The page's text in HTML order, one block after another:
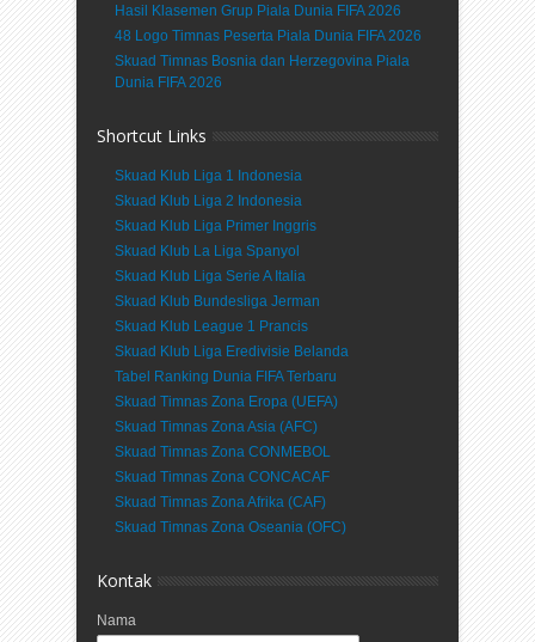
Hasil Klasemen Grup Piala Dunia FIFA 2026
48 Logo Timnas Peserta Piala Dunia FIFA 2026
Skuad Timnas Bosnia dan Herzegovina Piala
Dunia FIFA 2026
Shortcut Links
Skuad Klub Liga 1 Indonesia
Skuad Klub Liga 2 Indonesia
Skuad Klub Liga Primer Inggris
Skuad Klub La Liga Spanyol
Skuad Klub Liga Serie A Italia
Skuad Klub Bundesliga Jerman
Skuad Klub League 1 Prancis
Skuad Klub Liga Eredivisie Belanda
Tabel Ranking Dunia FIFA Terbaru
Skuad Timnas Zona Eropa (UEFA)
Skuad Timnas Zona Asia (AFC)
Skuad Timnas Zona CONMEBOL
Skuad Timnas Zona CONCACAF
Skuad Timnas Zona Afrika (CAF)
Skuad Timnas Zona Oseania (OFC)
Kontak
Nama